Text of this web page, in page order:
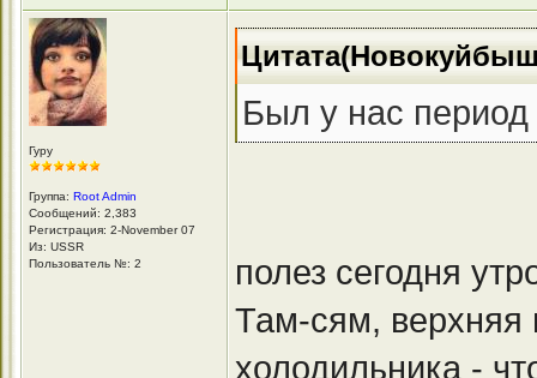
Гуру
Группа: Root Admin
Сообщений: 2,383
Регистрация: 2-November 07
Из: USSR
Пользователь №: 2
Был у нас
полез сегодня
Там-сям, верхняя
холодильника -